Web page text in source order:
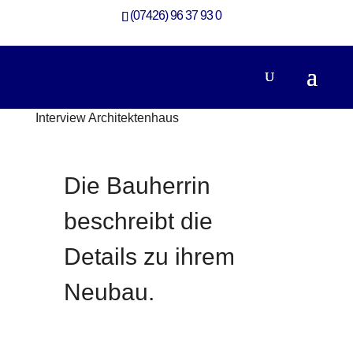
(07426) 96 37 93 0
Interview Architektenhaus
Die Bauherrin
beschreibt die
Details zu ihrem
Neubau.